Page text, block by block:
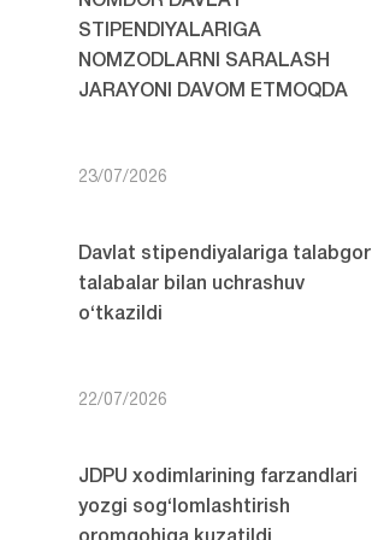
STIPENDIYALARIGA
NOMZODLARNI SARALASH
JARAYONI DAVOM ETMOQDA
23/07/2026
Davlat stipendiyalariga talabgor
talabalar bilan uchrashuv
o‘tkazildi
22/07/2026
JDPU xodimlarining farzandlari
yozgi sog‘lomlashtirish